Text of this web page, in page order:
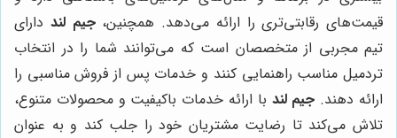
قیمت‌های رقابتی‌تری را ارائه می‌دهد. همچنین،جیم لند دارای
تیم مجربی از متخصصان است که می‌توانند شما را در انتخاب
تردمیل مناسب راهنمایی کنند و خدمات پس از فروش مناسبی را
ارائه دهند. جیم لند با ارائه خدمات باکیفیت و محصولات متنوع،
تلاش می‌کند تا رضایت مشتریان خود را جلب کند و به عنوان